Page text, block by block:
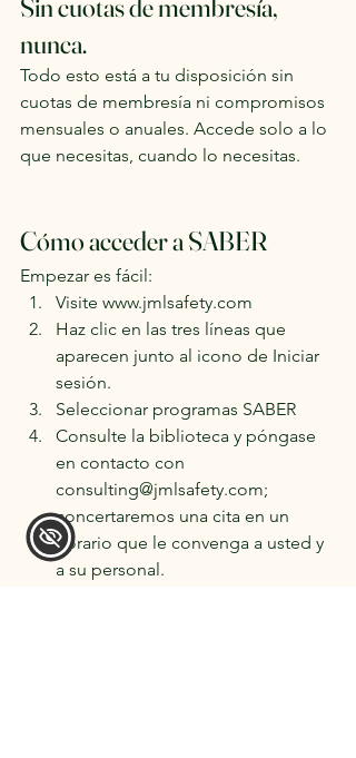
Sin cuotas de membresía,
nunca.
Todo esto está a tu disposición sin
cuotas de membresía ni compromisos
mensuales o anuales. Accede solo a lo
que necesitas, cuando lo necesitas.
Cómo acceder a SABER
Empezar es fácil:
Visite www.jmlsafety.com
Haz clic en las tres líneas que
aparecen junto al icono de Iniciar
sesión.
Seleccionar programas SABER
Consulte la biblioteca y póngase
en contacto con
consulting@jmlsafety.com;
concertaremos una cita en un
horario que le convenga a usted y
a su personal.